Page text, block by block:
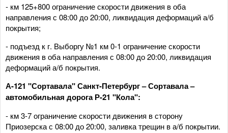
- км 125+800 ограничение скорости движения в оба
направления с 08:00 до 20:00, ликвидация деформаций а/б
покрытия;
- подъезд к г. Выборгу №1 км 0-1 ограничение скорости
движения в оба направления с 08:00 до 20:00, ликвидация
деформаций а/б покрытия.
А-121 "Сортавала" Санкт-Петербург – Сортавала –
автомобильная дорога Р-21 "Кола":
- км 3-7 ограничение скорости движения в сторону
Приозерска с 08:00 до 20:00, заливка трещин в а/б покрытии.